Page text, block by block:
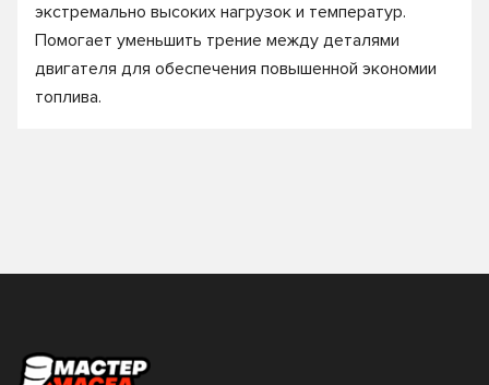
экстремально высоких нагрузок и температур.
Помогает уменьшить трение между деталями
двигателя для обеспечения повышенной экономии
топлива.